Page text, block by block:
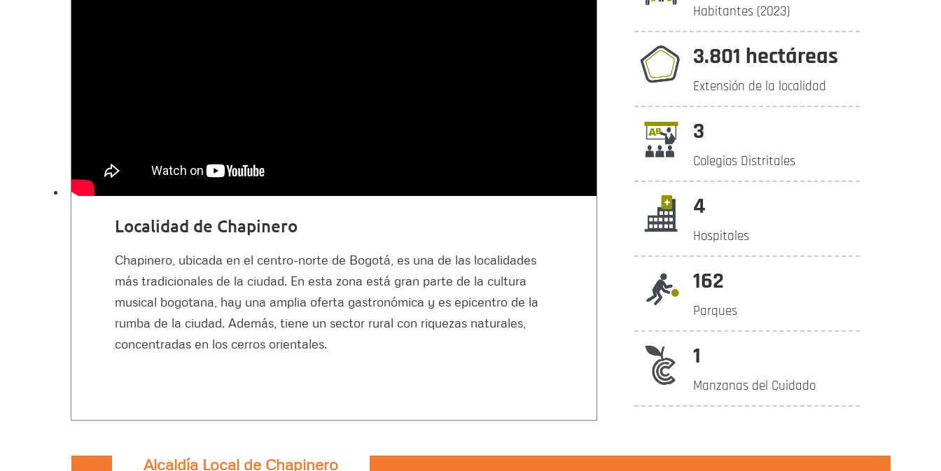
Localidad de Chapinero
Chapinero, ubicada en el centro-norte de Bogotá, es una de las localidades
más tradicionales de la ciudad. En esta zona está gran parte de la cultura
musical bogotana, hay una amplia oferta gastronómica y es epicentro de la
rumba de la ciudad. Además, tiene un sector rural con riquezas naturales,
concentradas en los cerros orientales.
Habitantes (2023)
3.801 hectáreas
Extensión de la localidad
3
Colegios Distritales
4
Hospitales
162
Parques
1
Manzanas del Cuidado
Alcaldía Local de Chapinero